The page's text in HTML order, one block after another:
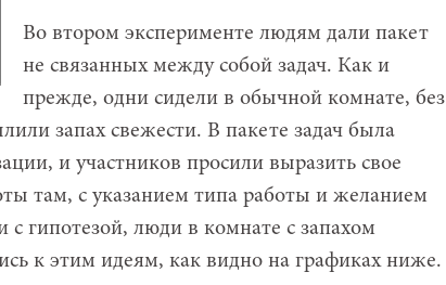
Во втором эксперименте людям дали пакет
не связанных между собой задач. Как и
прежде, одни сидели в обычной комнате, без
запах свежести. В пакете задач была
и участников просили выразить свое
там, с указанием типа работы и желанием
с гипотезой, люди в комнате с запахом
к этим идеям, как видно на графиках ниже.